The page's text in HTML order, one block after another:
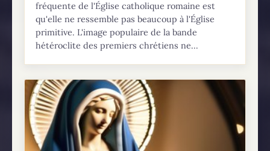
fréquente de l'Église catholique romaine est
qu'elle ne ressemble pas beaucoup à l'Église
primitive. L'image populaire de la bande
hétéroclite des premiers chrétiens ne...